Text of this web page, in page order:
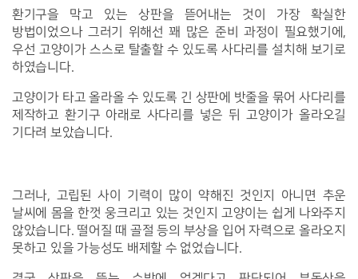
환기구을 막고 있는 상판을 뜯어내는 것이 가장 확실한
방법이었으나 그러기 위해선 꽤 많은 준비 과정이 필요했기에,
우선 고양이가 스스로 탈출할 수 있도록 사다리를 설치해 보기로
하였습니다.
고양이가 타고 올라올 수 있도록 긴 상판에 밧줄을 묶어 사다리를
제작하고 환기구 아래로 사다리를 넣은 뒤 고양이가 올라오길
기다려 보았습니다.
그러나, 고립된 사이 기력이 많이 약해진 것인지 아니면 추운
날씨에 몸을 한껏 웅크리고 있는 것인지 고양이는 쉽게 나와주지
않았습니다. 떨어질 때 골절 등의 부상을 입어 자력으로 올라오지
못하고 있을 가능성도 배제할 수 없었습니다.